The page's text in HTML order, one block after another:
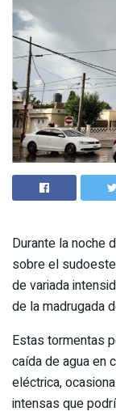
Durante la noche
sobre el
de variada
de la madrugada
Estas tormentas
caída de agua en
eléctrica,
intensas que